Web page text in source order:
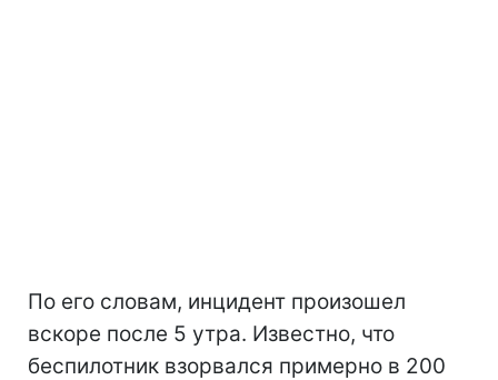
По его словам, инцидент произошел
вскоре после 5 утра. Известно, что
беспилотник взорвался примерно в 200